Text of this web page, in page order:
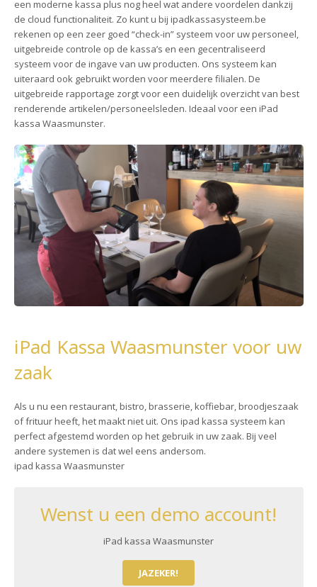
een moderne kassa plus nog heel wat andere voordelen dankzij
de cloud functionaliteit. Zo kunt u bij ipadkassasysteem.be
rekenen op een zeer goed “check-in” systeem voor uw personeel,
uitgebreide controle op de kassa’s en een gecentraliseerd
systeem voor de ingave van uw producten. Ons systeem kan
uiteraard ook gebruikt worden voor meerdere filialen. De
uitgebreide rapportage zorgt voor een duidelijk overzicht van best
renderende artikelen/personeelsleden. Ideaal voor een iPad
kassa Waasmunster.
iPad Kassa Waasmunster voor uw
zaak
Als u nu een restaurant, bistro, brasserie, koffiebar, broodjeszaak
of frituur heeft, het maakt niet uit. Ons ipad kassa systeem kan
perfect afgestemd worden op het gebruik in uw zaak. Bij veel
andere systemen is dat wel eens andersom.
ipad kassa Waasmunster
Wenst u een demo account!
iPad kassa Waasmunster
JAZEKER!